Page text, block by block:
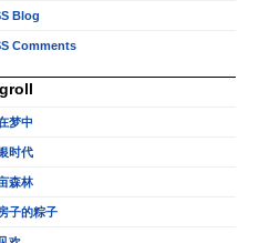
Blog
Comments
梦中
时代
森林
子的粽子